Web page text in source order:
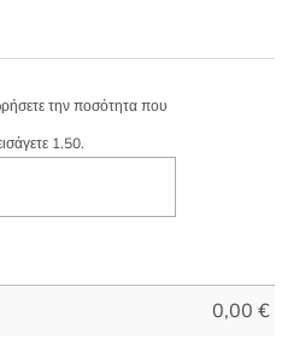
την ποσότητα που
1.50.
0,00 €